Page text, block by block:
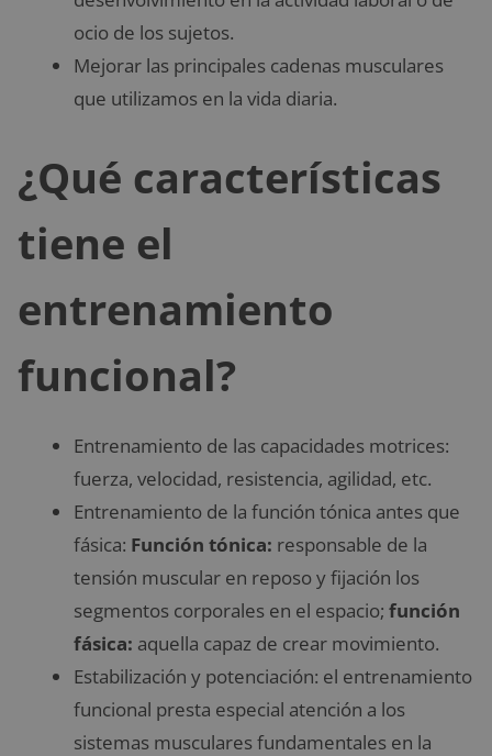
ocio de los sujetos.
Mejorar las principales cadenas musculares
que utilizamos en la vida diaria.
¿Qué características
tiene el
entrenamiento
funcional?
Entrenamiento de las capacidades motrices:
fuerza, velocidad, resistencia, agilidad, etc.
Entrenamiento de la función tónica antes que
fásica: Función tónica: responsable de la
tensión muscular en reposo y fijación los
segmentos corporales en el espacio; función
fásica: aquella capaz de crear movimiento.
Estabilización y potenciación: el entrenamiento
funcional presta especial atención a los
sistemas musculares fundamentales en la